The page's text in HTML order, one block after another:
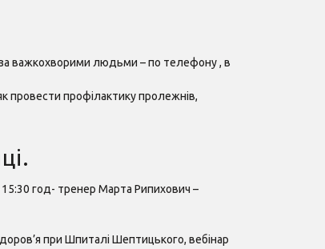
за важкохворими людьми – по телефону , в
провести профілактику пролежнів,
год- тренер Марта Рипихович –
при Шпиталі Шептицького, вебінар